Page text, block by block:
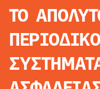
ΤΟ
ΠΕΡΙΟΔΙΚΟ